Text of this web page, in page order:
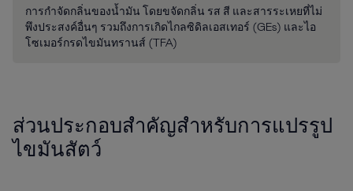
การกำจัดกลิ่นของน้ำมัน โดยขจัดกลิ่น รส สี และสารระเหยที่ไม่
พึงประสงค์อื่นๆ รวมถึงการเกิดไกลซิดิลเอสเทอร์ (GEs) และไอ
โซเมอร์กรดไขมันทรานส์ (TFA)
ส่วนประกอบสำคัญสำหรับการแปรรูป
ไขมันสัตว์